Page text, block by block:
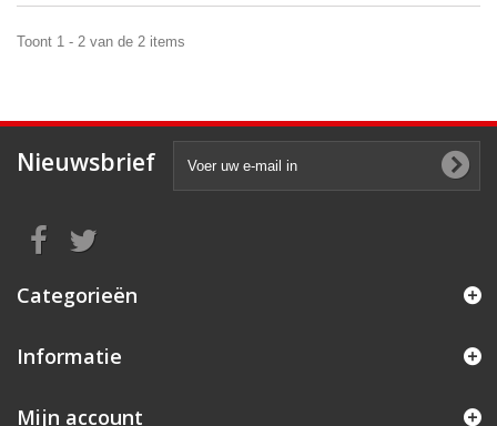
Toont 1 - 2 van de 2 items
Nieuwsbrief
Categorieën
Informatie
Mijn account